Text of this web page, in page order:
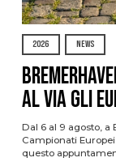
2026 NEWS
al via gli
Dal 6 al 9 agosto, a
Campionati Europei
questo